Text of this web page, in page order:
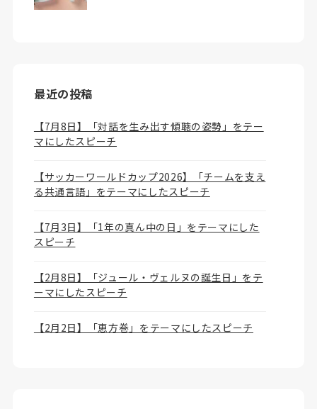
最近の投稿
【7月8日】「対話を生み出す傾聴の姿勢」をテー
マにしたスピーチ
【サッカーワールドカップ2026】「チームを支え
る共通言語」をテーマにしたスピーチ
【7月3日】「1年の真ん中の日」をテーマにした
スピーチ
【2月8日】「ジュール・ヴェルヌの誕生日」をテ
ーマにしたスピーチ
【2月2日】「恵方巻」をテーマにしたスピーチ